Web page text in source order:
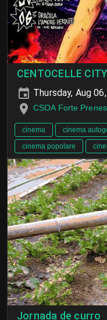
CENTOCELLE
Thursday, Aug
CSOA Forte
cinema cinema
cinema popolare
Jornada de curro